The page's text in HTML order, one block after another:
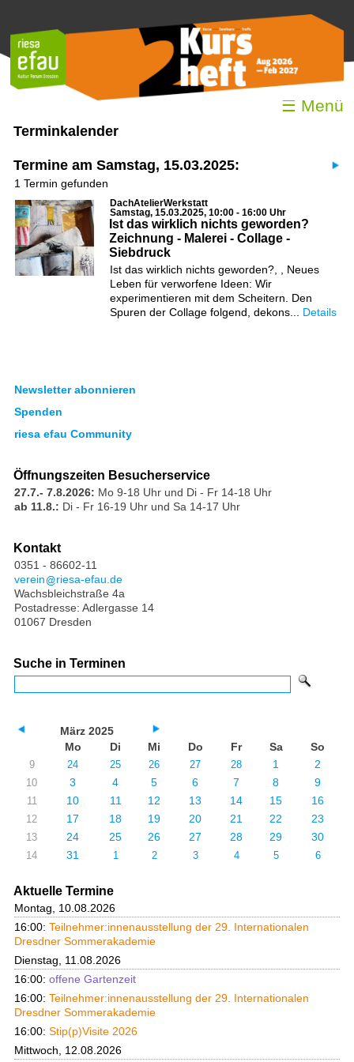
☰ Menü
Terminkalender
Termine am Samstag, 15.03.2025:
1 Termin gefunden
DachAtelierWerkstatt
Samstag, 15.03.2025, 10:00 - 16:00 Uhr
Ist das wirklich nichts geworden?
Zeichnung - Malerei - Collage -
Siebdruck
Ist das wirklich nichts geworden?, , Neues
Leben für verworfene Ideen: Wir
experimentieren mit dem Scheitern. Den
Spuren der Collage folgend, dekons... Details
Newsletter abonnieren
Spenden
riesa efau Community
Öffnungszeiten Besucherservice
27.7.- 7.8.2026: Mo 9-18 Uhr und Di - Fr 14-18 Uhr
ab 11.8.: Di - Fr 16-19 Uhr und Sa 14-17 Uhr
Kontakt
0351 - 86602-11
verein
riesa-efau.de
Wachsbleichstraße 4a
Postadresse: Adlergasse 14
01067 Dresden
Suche in Terminen
März 2025
Mo
Di Mi Do Fr Sa So
9 24 25 26 27 28 1 2
10 3 4 5 6 7 8 9
11 10 11 12 13 14 15 16
12 17 18 19 20 21 22 23
13 24 25 26 27 28 29 30
14 31 1 2 3 4 5 6
Aktuelle Termine
Montag, 10.08.2026
16:00: Teilnehmer:innenausstellung der 29. Internationalen
Dresdner Sommerakademie
Dienstag, 11.08.2026
16:00: offene Gartenzeit
16:00: Teilnehmer:innenausstellung der 29. Internationalen
Dresdner Sommerakademie
16:00: Stip(p)Visite 2026
Mittwoch, 12.08.2026